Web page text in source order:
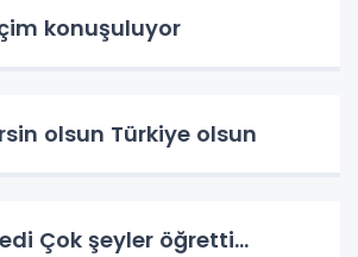
konuşuluyor
olsun Türkiye olsun
Çok şeyler öğretti…